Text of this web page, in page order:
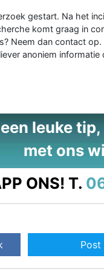
gestart. Na het
komt graag in
Neem dan contact op.
anoniem
leuke
met ons
ONS! T.
Post